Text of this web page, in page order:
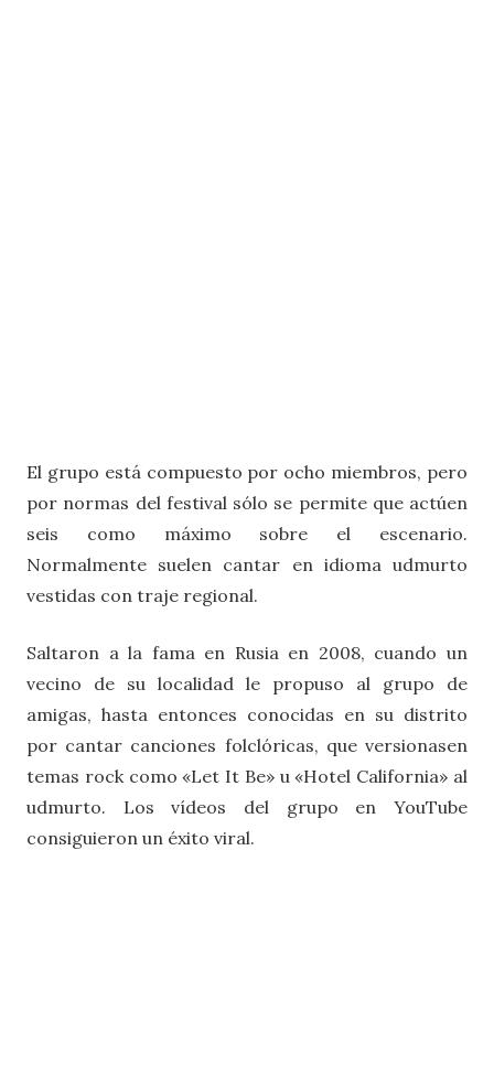
El grupo está compuesto por ocho miembros, pero
por normas del festival sólo se permite que actúen
seis como máximo sobre el escenario.
Normalmente suelen cantar en idioma udmurto
vestidas con traje regional.
Saltaron a la fama en Rusia en 2008, cuando un
vecino de su localidad le propuso al grupo de
amigas, hasta entonces conocidas en su distrito
por cantar canciones folclóricas, que versionasen
temas rock como «Let It Be» u «Hotel California» al
udmurto. Los vídeos del grupo en YouTube
consiguieron un éxito viral.